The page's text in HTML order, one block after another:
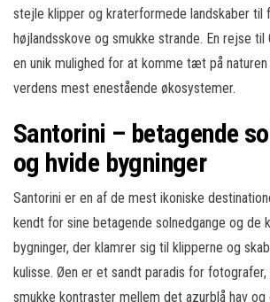
stejle klipper og kraterformede landskaber til
højlandsskove og smukke strande. En rejse til
en unik mulighed for at komme tæt på
verdens mest enestående økosystemer.
Santorini – betagende
og hvide bygninger
Santorini er en af de mest ikoniske
kendt for sine betagende solnedgange og de
bygninger, der klamrer sig til klipperne og
kulisse. Øen er et sandt paradis for fotografer,
smukke kontraster mellem det azurblå hav og